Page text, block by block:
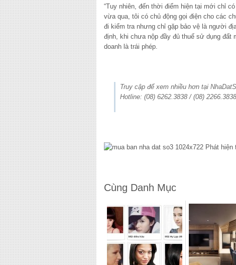
“Tuy nhiên, đến thời điểm hiện tại mới chỉ
vừa qua, tôi có chủ động gọi điện cho các
đi kiểm tra nhưng chỉ gặp bảo vệ là người
định, khi chưa nộp đầy đủ thuế sử dụng đất
doanh là trái phép.
Truy cập để xem nhiều hơn tại
Hotline: (08) 6262.3838 / (08)
Cùng Danh Mục